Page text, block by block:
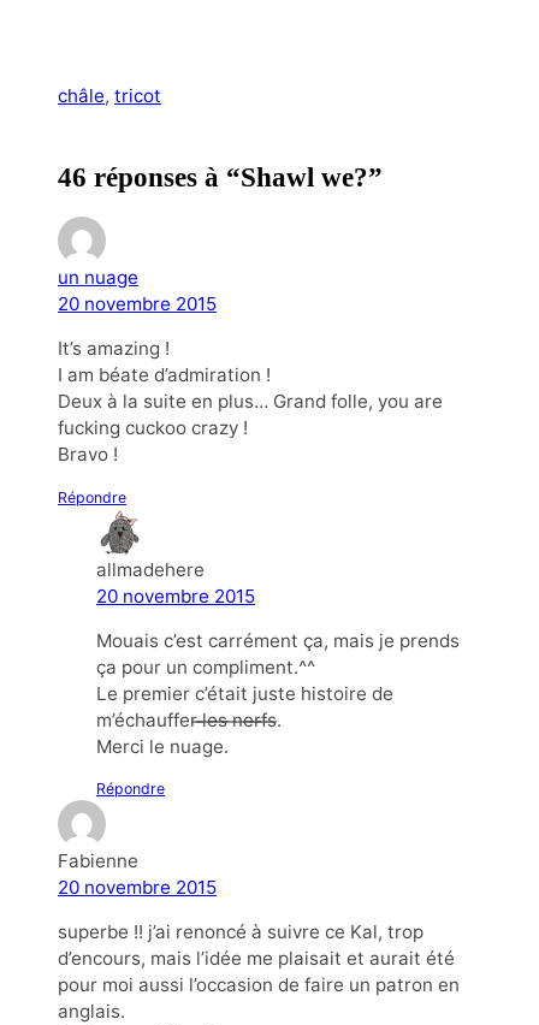
châle, tricot
46 réponses à “Shawl we?”
un nuage
20 novembre 2015
It’s amazing !
I am béate d’admiration !
Deux à la suite en plus… Grand folle, you are
fucking cuckoo crazy !
Bravo !
Répondre
allmadehere
20 novembre 2015
Mouais c’est carrément ça, mais je prends
ça pour un compliment.^^
Le premier c’était juste histoire de
m’échauffer ̶l̶e̶s̶ ̶n̶e̶r̶f̶s̶.
Merci le nuage.
Répondre
Fabienne
20 novembre 2015
superbe !! j’ai renoncé à suivre ce Kal, trop
d’encours, mais l’idée me plaisait et aurait été
pour moi aussi l’occasion de faire un patron en
anglais.